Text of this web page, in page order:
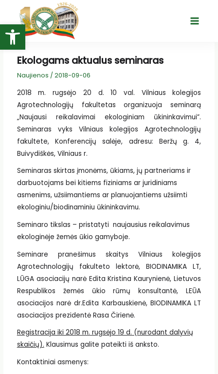
Open toolbar
turinio
Main
Ekologams aktualus seminaras
Naujienos / 2018-09-06
2018 m. rugsėjo 20 d. 10 val. Vilniaus kolegijos
Agrotechnologijų fakultetas organizuoja seminarą
„Naujausi reikalavimai ekologiniam ūkininkavimui”.
Seminaras vyks Vilniaus kolegijos Agrotechnologijų
fakultete, Konferencijų salėje, adresu: Beržų g. 4,
Buivydiškės, Vilniaus r.
Seminaras skirtas įmonėms, ūkiams, jų partneriams ir
darbuotojams bei kitiems fiziniams ar juridiniams
asmenims, užsiimantiems ar planuojantiems užsiimti
ekologiniu/biodinaminiu ūkininkavimu.
Seminaro tikslas – pristatyti naujausius reikalavimus
ekologinėje žemės ūkio gamyboje.
Seminare pranešimus skaitys Vilniaus kolegijos
Agrotechnologijų fakulteto lektorė, BIODINAMIKA LT,
LŪGA asociacijų narė Edita Kristina Kaurynienė, Lietuvos
Respublikos žemės ūkio rūmų konsultantė, LEŪA
asociacijos narė dr.Edita Karbauskienė, BIODINAMIKA LT
asociacijos prezidentė Rasa Čirienė.
Registracija iki 2018 m. rugsėjo 19 d. (nurodant dalyvių
skaičių). Klausimus galite pateikti iš anksto.
Kontaktiniai asmenys: